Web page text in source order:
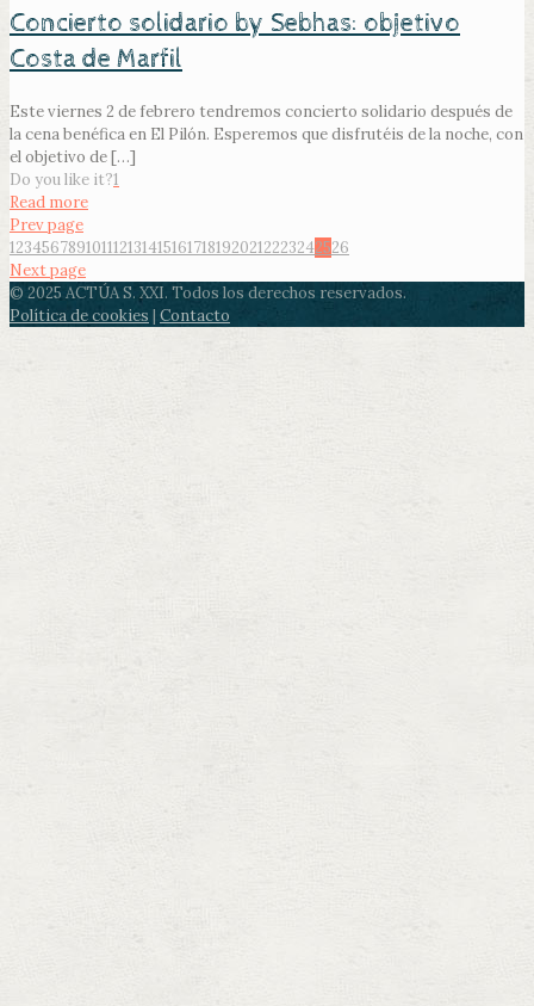
Concierto solidario by Sebhas: objetivo
Costa de Marfil
Este viernes 2 de febrero tendremos concierto solidario después de
la cena benéfica en El Pilón. Esperemos que disfrutéis de la noche, con
el objetivo de[…]
Do you like it?1
Read more
Prev page
1234567891011121314151617181920212223242526
Next page
© 2025 ACTÚA S. XXI. Todos los derechos reservados.
Política de cookies | Contacto